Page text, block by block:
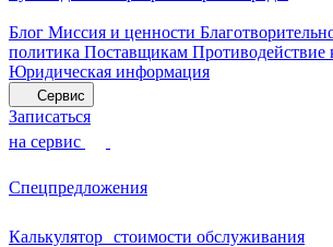
Блог Миссия и ценности
политика Поставщикам Противодействие
Юридическая информация
Сервис
Записаться
на сервис
Спецпредложения
Калькулятор стоимости обслуживания